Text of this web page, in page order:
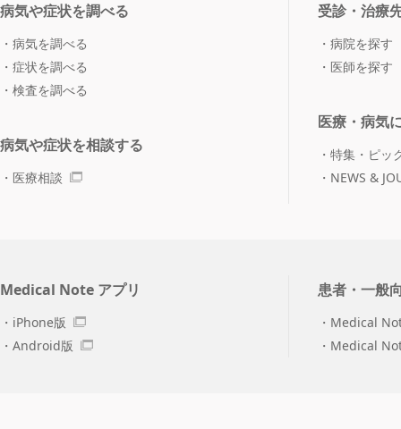
病気や症状を調べる
病気を調べる
症状を調べる
検査を調べる
病気や症状を相談する
医療相談
受診・治療
病院を探す
医師を探す
医療・病気
特集・ピッ
NEWS &
Medical Note アプリ
iPhone版
Android版
患者・一般
Medical
Medical